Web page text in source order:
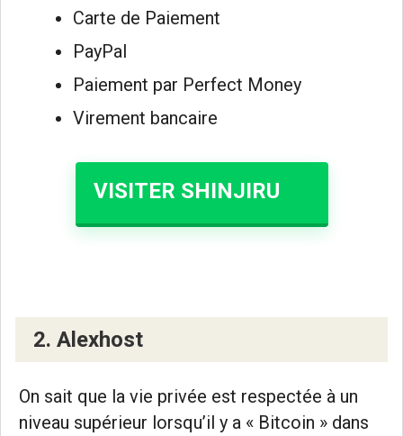
Carte de Paiement
PayPal
Paiement par Perfect Money
Virement bancaire
VISITER SHINJIRU
2. Alexhost
On sait que la vie privée est respectée à un
niveau supérieur lorsqu’il y a « Bitcoin » dans